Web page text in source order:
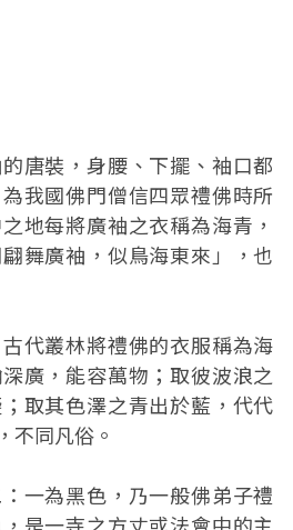
唐裝，身腰、下擺、袖口都
我國佛門僧信四眾禮佛時所
地每將廣袖之衣稱為海青，
舞廣袖，似鳥海東來」，也
代叢林將禮佛的衣服稱為海
廣，能容萬物；取彼波浪之
取其色澤之青出於藍，代代
不同凡俗。
一為黑色，乃一般佛弟子禮